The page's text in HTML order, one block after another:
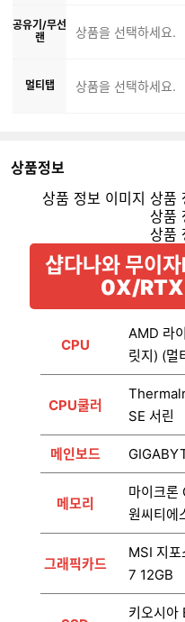
공유기/무선
랜
상품을 선택하세요.
멀티탭 상품을 선택하세요.
상품정보
샵다나와 무이
0X/
CPU
AMD 라
릿지) (멀
CPU쿨러
SE 서린
메인보드
메모리
마이크
원씨티에
그래픽카드
MSI 지
7 12GB
키오시